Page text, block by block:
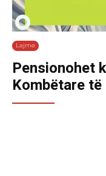
Lajme
Pensionohet
Kombëtare të